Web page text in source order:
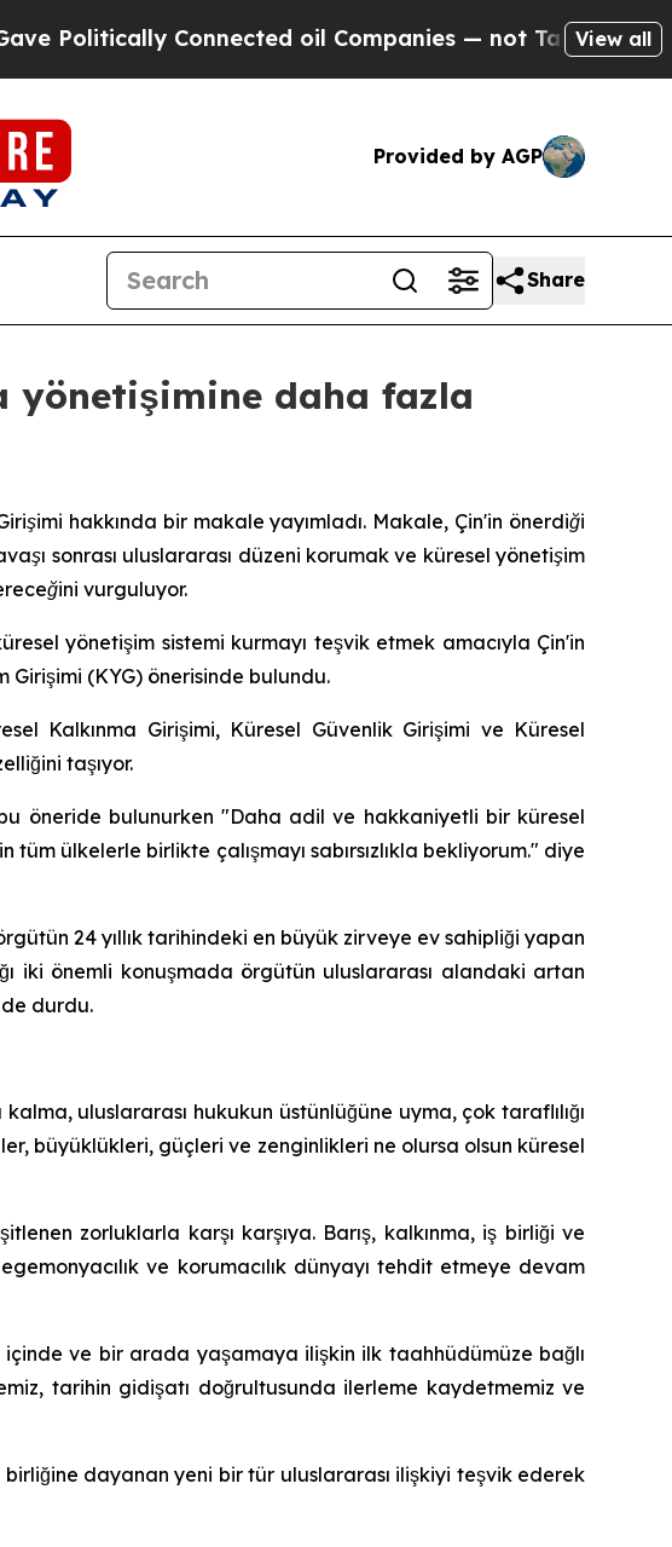
Connected oil Companies — not Taxpayers — theView all
Provided by AGP
Share
yönetişimine daha fazla
hakkında bir makale yayımladı. Makale, Çin'in önerdiği
sonrası uluslararası düzeni korumak ve küresel yönetişim
vurguluyor.
yönetişim sistemi kurmayı teşvik etmek amacıyla Çin'in
Girişimi (KYG) önerisinde bulundu.
Kalkınma Girişimi, Küresel Güvenlik Girişimi ve Küresel
taşıyor.
öneride bulunurken "Daha adil ve hakkaniyetli bir küresel
ülkelerle birlikte çalışmayı sabırsızlıkla bekliyorum." diye
24 yıllık tarihindeki en büyük zirveye ev sahipliği yapan
iki önemli konuşmada örgütün uluslararası alandaki artan
durdu.
uluslararası hukukun üstünlüğüne uyma, çok taraflılığı
büyüklükleri, güçleri ve zenginlikleri ne olursa olsun küresel
zorluklarla karşı karşıya. Barış, kalkınma, iş birliği ve
ve korumacılık dünyayı tehdit etmeye devam
içinde ve bir arada yaşamaya ilişkin ilk taahhüdümüze bağlı
tarihin gidişatı doğrultusunda ilerleme kaydetmemiz ve
birliğine dayanan yeni bir tür uluslararası ilişkiyi teşvik ederek